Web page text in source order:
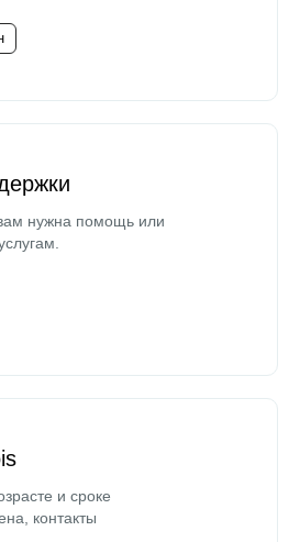
нужна помощь или
и сроке
контакты